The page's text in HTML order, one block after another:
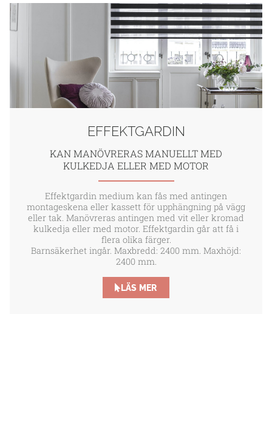
EFFEKTGARDIN
KAN MANÖVRERAS MANUELLT MED
KULKEDJA ELLER MED MOTOR
Effektgardin medium kan fås med antingen
montageskena eller kassett för upphängning på vägg
eller tak. Manövreras antingen med vit eller kromad
kulkedja eller med motor. Effektgardin går att få i
flera olika färger.
Barnsäkerhet ingår. Maxbredd: 2400 mm. Maxhöjd:
2400 mm.
LÄS MER